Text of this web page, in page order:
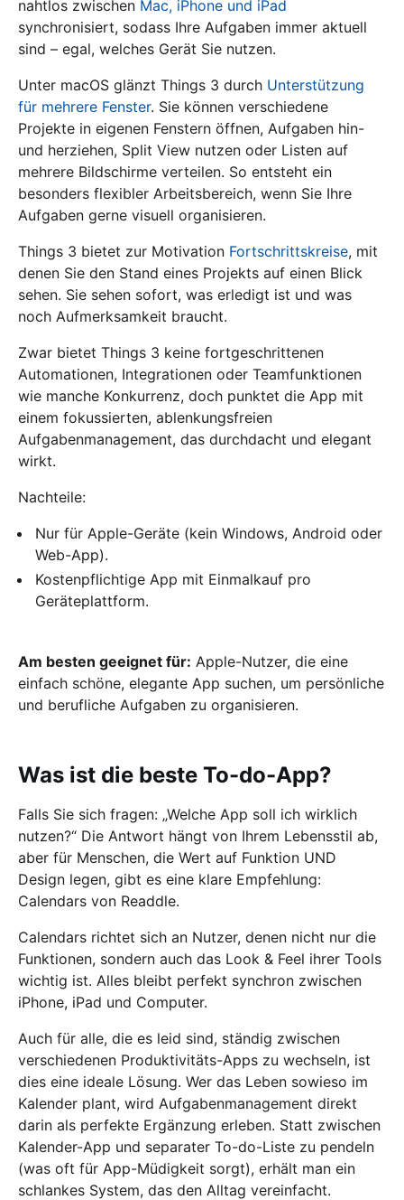
nahtlos zwischen Mac, iPhone und iPad
synchronisiert, sodass Ihre Aufgaben immer aktuell
sind – egal, welches Gerät Sie nutzen.
Unter macOS glänzt Things 3 durch Unterstützung
für mehrere Fenster. Sie können verschiedene
Projekte in eigenen Fenstern öffnen, Aufgaben hin-
und herziehen, Split View nutzen oder Listen auf
mehrere Bildschirme verteilen. So entsteht ein
besonders flexibler Arbeitsbereich, wenn Sie Ihre
Aufgaben gerne visuell organisieren.
Things 3 bietet zur Motivation Fortschrittskreise, mit
denen Sie den Stand eines Projekts auf einen Blick
sehen. Sie sehen sofort, was erledigt ist und was
noch Aufmerksamkeit braucht.
Zwar bietet Things 3 keine fortgeschrittenen
Automationen, Integrationen oder Teamfunktionen
wie manche Konkurrenz, doch punktet die App mit
einem fokussierten, ablenkungsfreien
Aufgabenmanagement, das durchdacht und elegant
wirkt.
Nachteile:
Nur für Apple-Geräte (kein Windows, Android oder
Web-App).
Kostenpflichtige App mit Einmalkauf pro
Geräteplattform.
Am besten geeignet für: Apple-Nutzer, die eine
einfach schöne, elegante App suchen, um persönliche
und berufliche Aufgaben zu organisieren.
Was ist die beste To-do-App?
Falls Sie sich fragen: „Welche App soll ich wirklich
nutzen?“ Die Antwort hängt von Ihrem Lebensstil ab,
aber für Menschen, die Wert auf Funktion UND
Design legen, gibt es eine klare Empfehlung:
Calendars von Readdle.
Calendars richtet sich an Nutzer, denen nicht nur die
Funktionen, sondern auch das Look & Feel ihrer Tools
wichtig ist. Alles bleibt perfekt synchron zwischen
iPhone, iPad und Computer.
Auch für alle, die es leid sind, ständig zwischen
verschiedenen Produktivitäts-Apps zu wechseln, ist
dies eine ideale Lösung. Wer das Leben sowieso im
Kalender plant, wird Aufgabenmanagement direkt
darin als perfekte Ergänzung erleben. Statt zwischen
Kalender-App und separater To-do-Liste zu pendeln
(was oft für App-Müdigkeit sorgt), erhält man ein
schlankes System, das den Alltag vereinfacht.